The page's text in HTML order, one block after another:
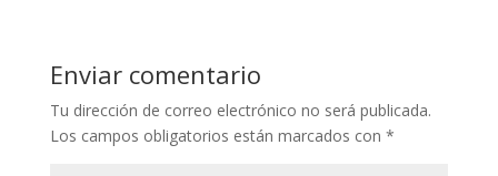
Enviar comentario
Tu dirección de correo electrónico no será publicada.
Los campos obligatorios están marcados con *